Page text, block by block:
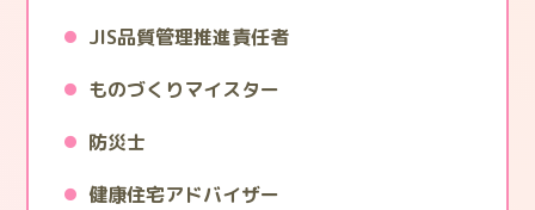
JIS品質管理推進責任者
ものづくりマイスター
防災士
健康住宅アドバイザー